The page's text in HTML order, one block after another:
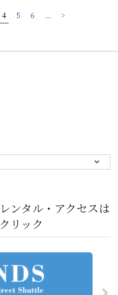
4 5 6 ... >
ンタル・アクセスは
リック